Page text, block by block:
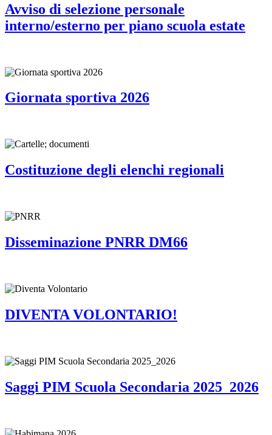
Avviso di selezione personale
interno/esterno per piano scuola estate
Giornata sportiva 2026
Costituzione degli elenchi regionali
Disseminazione PNRR DM66
DIVENTA VOLONTARIO!
Saggi PIM Scuola Secondaria 2025_2026